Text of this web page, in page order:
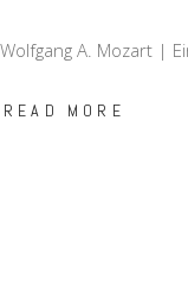
Wolfgang A. Mozart |
READ MORE